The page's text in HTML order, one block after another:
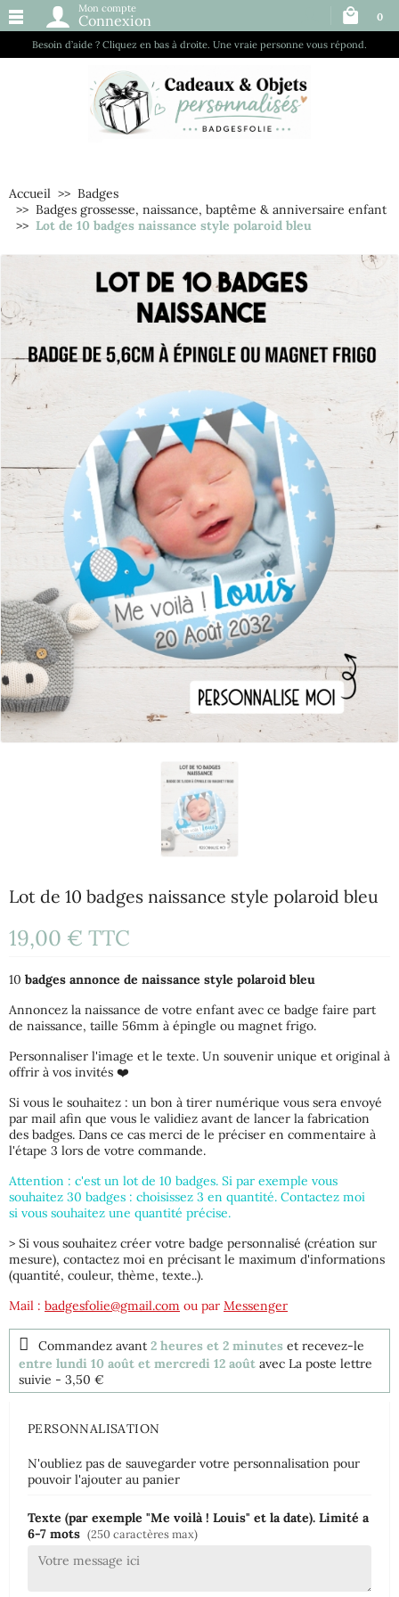
Besoin d’aide ? Cliquez en bas à droite. Une vraie personne vous répond.
Mon compte
Connexion 0
Accueil
Badges
Badges grossesse, naissance, baptême & anniversaire enfant
Lot de 10 badges naissance style polaroid bleu
Lot de 10 badges naissance style polaroid bleu
19,00 € TTC
10 badges annonce de naissance style polaroid bleu
Annoncez la naissance de votre enfant avec ce badge faire part
de naissance, taille 56mm à épingle ou magnet frigo.
Personnaliser l'image et le texte. Un souvenir unique et original à
offrir à vos invités ❤️
Si vous le souhaitez : un bon à tirer numérique vous sera envoyé
par mail afin que vous le validiez avant de lancer la fabrication
des badges. Dans ce cas merci de le préciser en commentaire à
l'étape 3 lors de votre commande.
Attention : c'est un lot de 10 badges. Si par exemple vous
souhaitez 30 badges : choisissez 3 en quantité. Contactez moi
si vous souhaitez une quantité précise.
> Si vous souhaitez créer votre badge personnalisé (création sur
mesure), contactez moi en précisant le maximum d'informations
(quantité, couleur, thème, texte..).
Mail : badgesfolie@gmail.com ou par Messenger
Commandez avant 2 heures et 2 minutes et recevez-le
entre lundi 10 août et mercredi 12 août avec La poste lettre
suivie - 3,50 €
PERSONNALISATION
N'oubliez pas de sauvegarder votre personnalisation pour
pouvoir l'ajouter au panier
Texte (par exemple "Me voilà ! Louis" et la date). Limité a
6-7 mots (250 caractères max)